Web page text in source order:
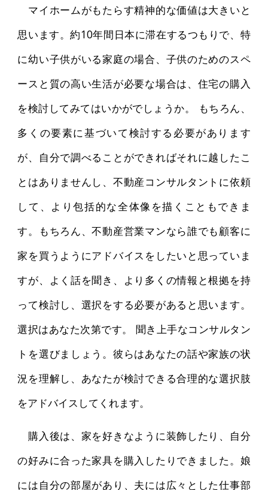
マイホームがもたらす精神的な価値は大きいと
思います。約10年間日本に滞在するつもりで、特
に幼い子供がいる家庭の場合、子供のためのスペ
ースと質の高い生活が必要な場合は、住宅の購入
を検討してみてはいかがでしょうか。 もちろん、
多くの要素に基づいて検討する必要があります
が、自分で調べることができればそれに越したこ
とはありませんし、不動産コンサルタントに依頼
して、より包括的な全体像を描くこともできま
す。もちろん、不動産営業マンなら誰でも顧客に
家を買うようにアドバイスをしたいと思っていま
すが、よく話を聞き、より多くの情報と根拠を持
って検討し、選択をする必要があると思います。
選択はあなた次第です。 聞き上手なコンサルタン
トを選びましょう。彼らはあなたの話や家族の状
況を理解し、あなたが検討できる合理的な選択肢
をアドバイスしてくれます。
購入後は、家を好きなように装飾したり、自分
の好みに合った家具を購入したりできました。娘
には自分の部屋があり、夫には広々とした仕事部